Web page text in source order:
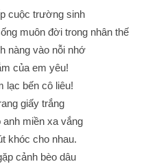
cuộc trường sinh
muôn đời trong nhân thế
nàng vào nỗi nhớ
của em yêu!
lạc bến cô liêu!
giấy trắng
miền xa vắng
khóc cho nhau.
cảnh bèo dâu